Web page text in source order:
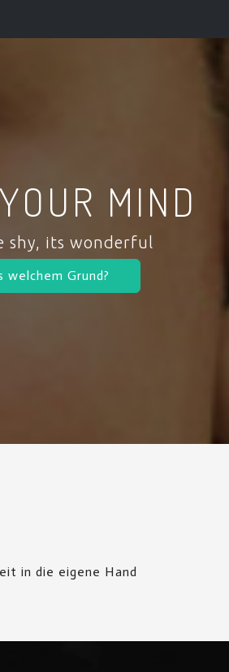
MIND
shy, its wonderful
welchem Grund?
in die eigene Hand